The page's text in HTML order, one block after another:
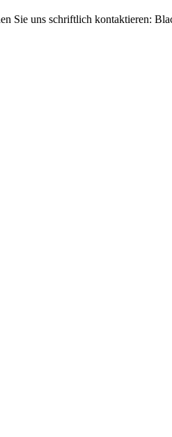
Sie uns schriftlich kontaktieren: